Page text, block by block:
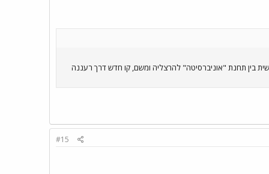
בין תחנת "אוניברסיטה" להרצליה ומשם, קו חדש דרך רעננה
#15